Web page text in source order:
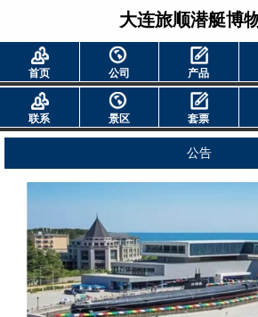
大连旅顺潜艇博
首页 公司 产品
联系 景区 套票
公告